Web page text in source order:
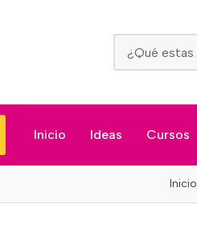
Inicio Ideas Cursos
Inicio